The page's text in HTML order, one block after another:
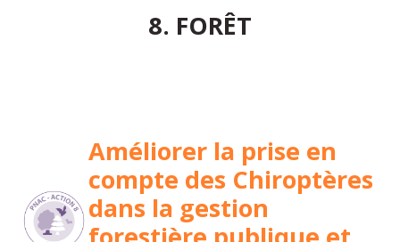
8. FORÊT
Améliorer la prise en
compte des Chiroptères
dans la gestion